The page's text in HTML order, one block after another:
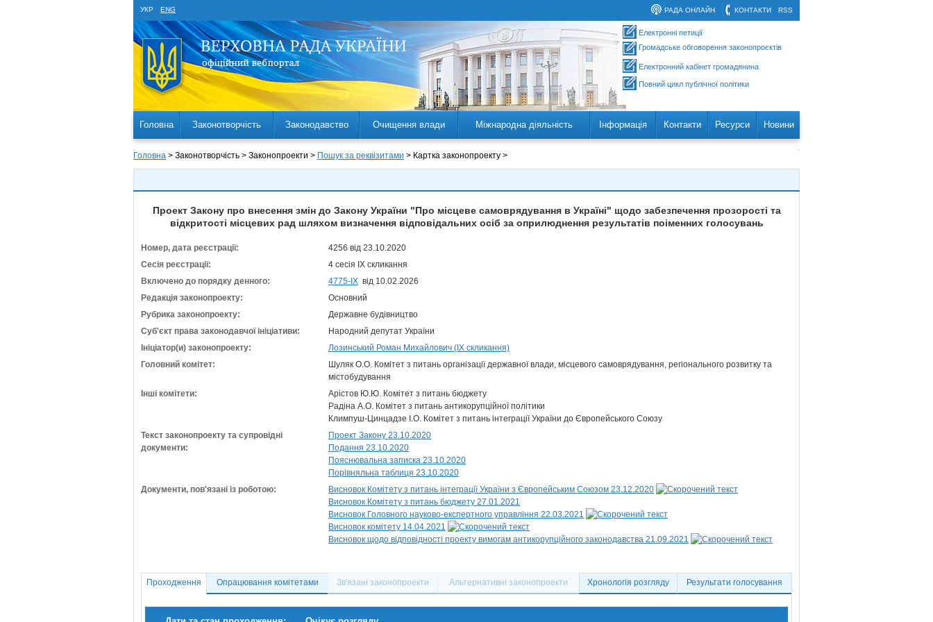
УКР ENG RSS
КОНТАКТИ
РАДА ОНЛАЙН
Електронні петиції
Громадське обговорення законопроєктів
Електронний кабінет громадянина
Повний цикл публічної політики
Головна Законотворчість Законодавство Очищення влади Міжнародна діяльність Інформація Контакти Ресурси Новини
Головна > Законотворчість > Законопроекти > Пошук за реквізитами > Картка законопроекту >
Проект Закону про внесення змін до Закону України "Про місцеве самоврядування в Україні" щодо забезпечення прозорості та
відкритості місцевих рад шляхом визначення відповідальних осіб за оприлюднення результатів поіменних голосувань
Номер, дата реєстрації:
4256 від 23.10.2020
Сесія реєстрації:
4 сесія IX скликання
Включено до порядку денного:
4775-IX від 10.02.2026
Редакція законопроекту:
Основний
Рубрика законопроекту:
Державне будівництво
Суб'єкт права законодавчої ініціативи:
Народний депутат України
Ініціатор(и) законопроекту:
Лозинський Роман Михайлович (IX скликання)
Головний комітет:
Шуляк О.О. Комітет з питань організації державної влади, місцевого самоврядування, регіонального розвитку та
містобудування
Інші комітети:
Арістов Ю.Ю. Комітет з питань бюджету
Радіна А.О. Комітет з питань антикорупційної політики
Климпуш-Цинцадзе І.О. Комітет з питань інтеграції України до Європейського Союзу
Текст законопроекту та супровідні
документи:
Проект Закону 23.10.2020
Подання 23.10.2020
Пояснювальна записка 23.10.2020
Порівняльна таблиця 23.10.2020
Документи, пов'язані із роботою:
Висновок Комітету з питань інтеграції України з Європейським Союзом 23.12.2020
Висновок Комітету з питань бюджету 27.01.2021
Висновок Головного науково-експертного управління 22.03.2021
Висновок комітету 14.04.2021
Висновок щодо відповідності проекту вимогам антикорупційного законодавства 21.09.2021
Проходження Опрацювання комітетами Зв'язані законопроекти Альтернативні законопроекти Хронологія розгляду Результати голосування